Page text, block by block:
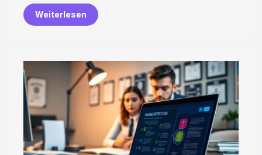
Weiterlesen